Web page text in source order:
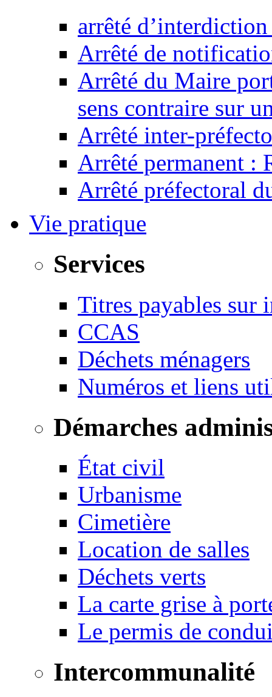
arrêté
Arrêté de
Arrêté du Maire
sens contraire sur
Arrêté inter-
Arrêté permanent :
Arrêté préfectoral
Vie pratique
Services
Titres payables sur
CCAS
Déchets ménagers
Numéros et liens
Démarches
État civil
Urbanisme
Cimetière
Location de salles
Déchets verts
La carte grise à
Le permis de
Intercommunalité